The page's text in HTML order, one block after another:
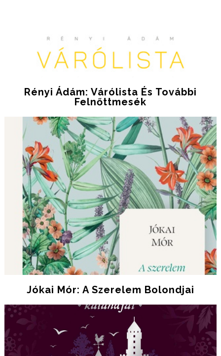
Rényi Ádám: Várólista És További
Felnőttmesék
Jókai Mór: A Szerelem Bolondjai